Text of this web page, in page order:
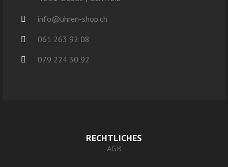
info@uhren-shop.ch
061 263 92 08
079 224 30 92
RECHTLICHES
AGB